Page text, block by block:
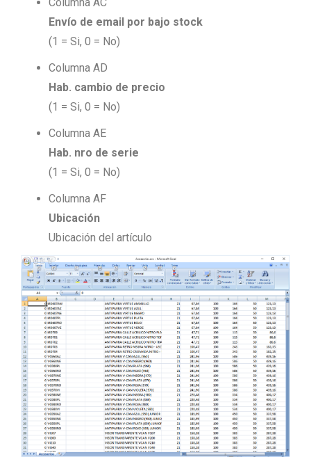
Envío de email por bajo stock
(1 = Si, 0 = No)
Columna AD
Hab. cambio de precio
(1 = Si, 0 = No)
Columna AE
Hab. nro de serie
(1 = Si, 0 = No)
Columna AF
Ubicación
Ubicación del artículo